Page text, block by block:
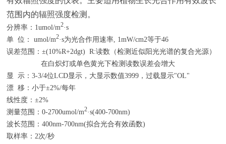
范围内的辐照强度检测。
分辨率：1umol/m2·s
单 位： umol/m2·s为光合作用速率, 1mW/cm2等于46
误差范围：±(10%R+2dgt) R:读数（检测近似阳光光谱的复合光源）
在白炽灯或单色黄光下检测读数误差会增大
显 示：3-3/4位LCD显示，大显示数值3999，过载显示"OL"
漂 移：小于±2%/每年
线性度：±2%
测量范围：0-2700umol/m2·s(400-700nm)
波长范围：400nm-700nm(拟合光合有效函数)
取样率：2次/秒